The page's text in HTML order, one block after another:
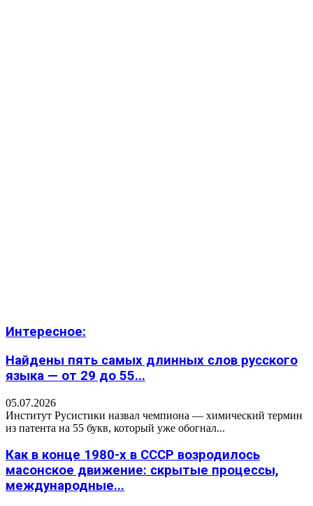
Интересное:
Найдены пять самых длинных слов русского
языка — от 29 до 55...
05.07.2026
Институт Русистики назвал чемпиона — химический термин
из патента на 55 букв, который уже обогнал...
Как в конце 1980-х в СССР возродилось
масонское движение: скрытые процессы,
международные...